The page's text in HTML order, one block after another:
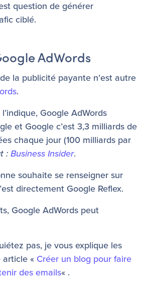
question de générer
ciblé.
AdWords
la publicité payante n’est autre
.
Google AdWords
et Google c’est 3,3 milliards de
chaque jour (100 milliards par
: Business Insider.
souhaite se renseigner sur
directement Google Reflex.
Google AdWords peut
pas, je vous explique les
article « Créer un blog pour faire
des emails« .